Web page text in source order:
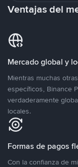
Ventajas del
Mercado global y
Mientras muchas
específicos, Binance
verdaderamente
locales.
Formas de pagos
Con la confianza de